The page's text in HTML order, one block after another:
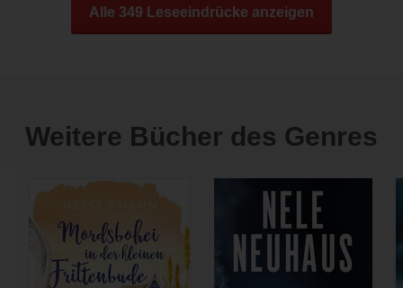
Alle 349 Leseeindrücke anzeigen
Weitere Bücher des Genres